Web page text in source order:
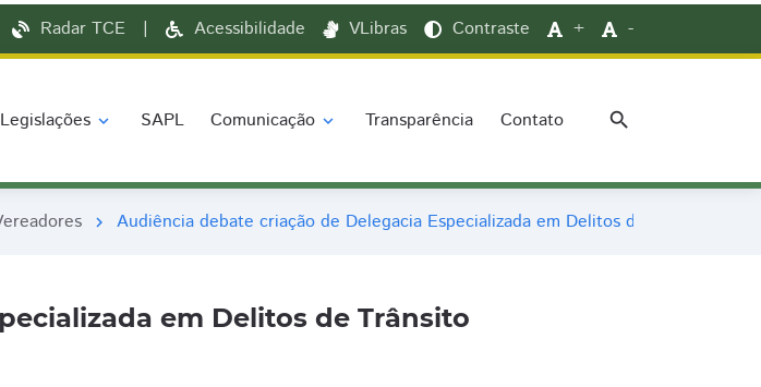
Radar TCE | Acessibilidade VLibras Contraste + -
Legislações expand_more SAPL Comunicação expand_more Transparência Contato search
chevron_right Audiência debate criação de Delegacia Especializada em Delitos de Trânsito
em Delitos de Trânsito